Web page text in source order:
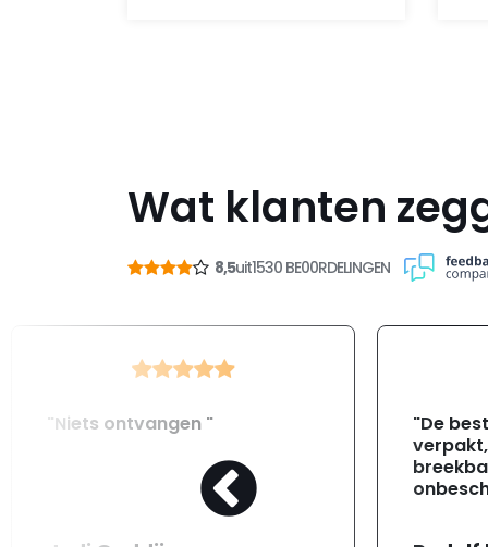
Wat klanten
8,5uit1530 BE00RDELINGEN
"Niets ontvangen "
"De